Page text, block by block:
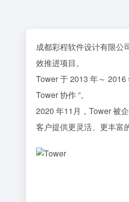
成都彩程软件设计有限公
效推进项目。
Tower 于 2013 年～
Tower 协作 ”。
2020 年11月，Tower 被
客户提供更灵活、更丰富